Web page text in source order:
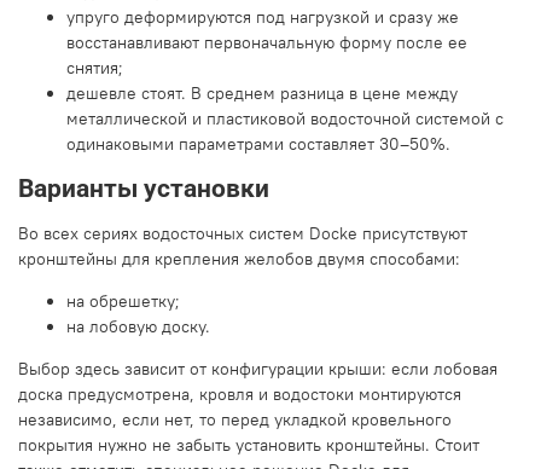
упруго деформируются под нагрузкой и сразу же
восстанавливают первоначальную форму после ее
снятия;
дешевле стоят. В среднем разница в цене между
металлической и пластиковой водосточной системой с
одинаковыми параметрами составляет 30–50%.
Варианты установки
Во всех сериях водосточных систем Docke присутствуют
кронштейны для крепления желобов двумя способами:
на обрешетку;
на лобовую доску.
Выбор здесь зависит от конфигурации крыши: если лобовая
доска предусмотрена, кровля и водостоки монтируются
независимо, если нет, то перед укладкой кровельного
покрытия нужно не забыть установить кронштейны. Стоит